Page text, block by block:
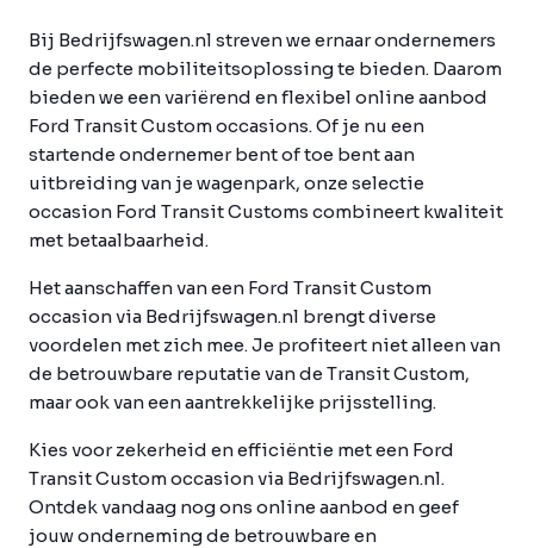
Bij Bedrijfswagen.nl streven we ernaar ondernemers
de perfecte mobiliteitsoplossing te bieden. Daarom
bieden we een variërend en flexibel online aanbod
Ford Transit Custom occasions. Of je nu een
startende ondernemer bent of toe bent aan
uitbreiding van je wagenpark, onze selectie
occasion Ford Transit Customs combineert kwaliteit
met betaalbaarheid.
Het aanschaffen van een Ford Transit Custom
occasion via Bedrijfswagen.nl brengt diverse
voordelen met zich mee. Je profiteert niet alleen van
de betrouwbare reputatie van de Transit Custom,
maar ook van een aantrekkelijke prijsstelling.
Kies voor zekerheid en efficiëntie met een Ford
Transit Custom occasion via Bedrijfswagen.nl.
Ontdek vandaag nog ons online aanbod en geef
jouw onderneming de betrouwbare en